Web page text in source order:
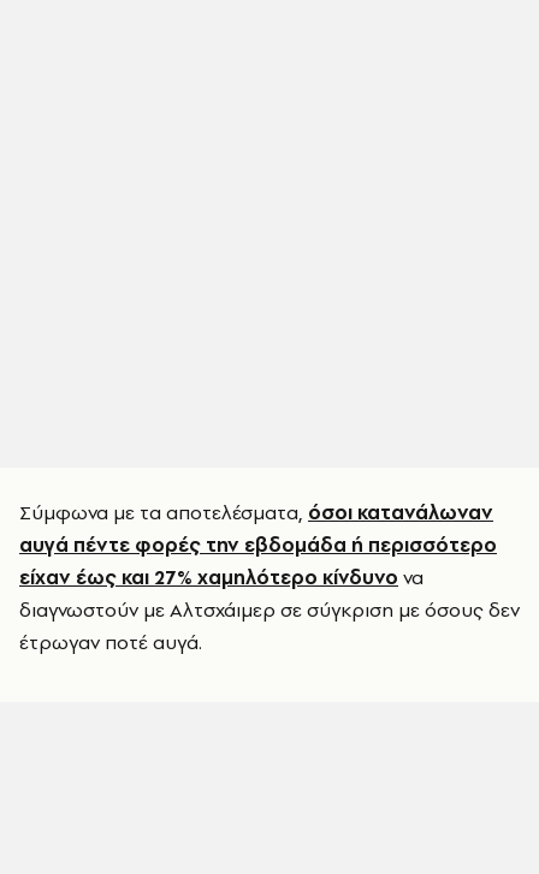
Σύμφωνα με τα αποτελέσματα, όσοι κατανάλωναν
αυγά πέντε φορές την εβδομάδα ή περισσότερο
είχαν έως και 27% χαμηλότερο κίνδυνο να
διαγνωστούν με Αλτσχάιμερ σε σύγκριση με όσους δεν
έτρωγαν ποτέ αυγά.